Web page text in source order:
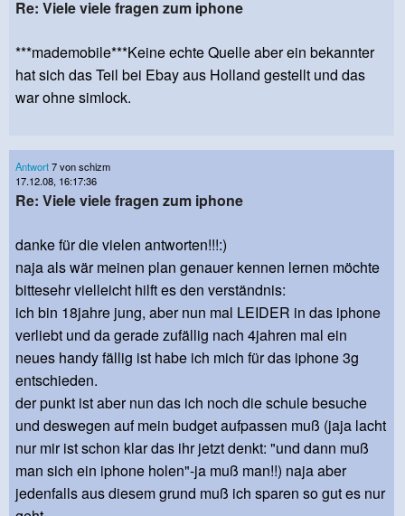
Re: Viele viele fragen zum iphone
***mademobile***Keine echte Quelle aber ein bekannter
hat sich das Teil bei Ebay aus Holland gestellt und das
war ohne simlock.
Antwort7 von schizm
17.12.08, 16:17:36
Re: Viele viele fragen zum iphone
danke für die vielen antworten!!!:)
naja als wär meinen plan genauer kennen lernen möchte
bittesehr vielleicht hilft es den verständnis:
ich bin 18jahre jung, aber nun mal LEIDER in das iphone
verliebt und da gerade zufällig nach 4jahren mal ein
neues handy fällig ist habe ich mich für das iphone 3g
entschieden.
der punkt ist aber nun das ich noch die schule besuche
und deswegen auf mein budget aufpassen muß (jaja lacht
nur mir ist schon klar das ihr jetzt denkt: "und dann muß
man sich ein iphone holen"-ja muß man!!) naja aber
jedenfalls aus diesem grund muß ich sparen so gut es nur